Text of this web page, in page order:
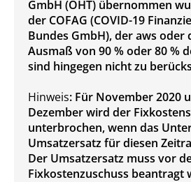
GmbH (ÖHT) übernommen
der COFAG (COVID-19
Bundes GmbH), der aws oder
Ausmaß von 90 % oder 80 %
sind hingegen nicht zu
Hinweis: Für November 2020
Dezember wird der
unterbrochen, wenn das
Umsatzersatz für diesen
Der Umsatzersatz muss vor
Fixkostenzuschuss beantragt